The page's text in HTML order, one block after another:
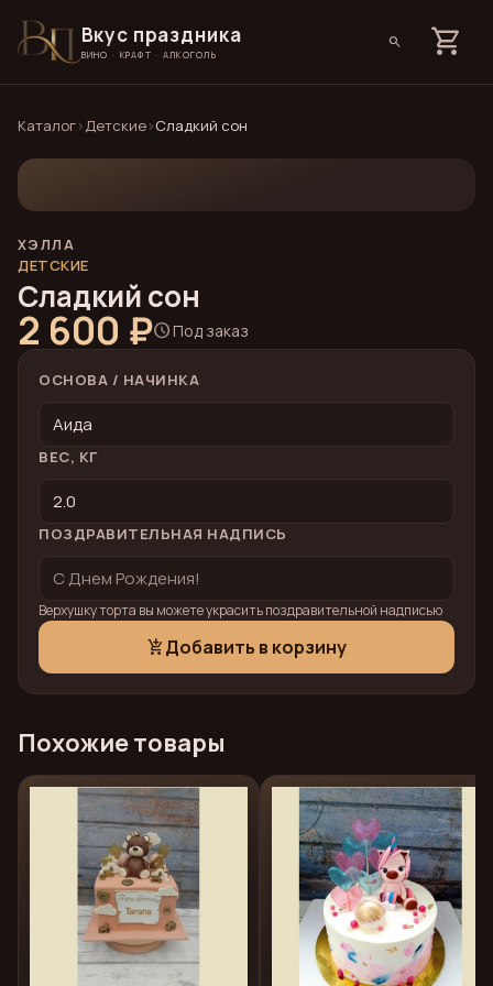
Вкус праздника
ВИНО · КРАФТ · АЛКОГОЛЬ
search shopping_cart
Каталог›Детские›Сладкий сон
ХЭЛЛА
ДЕТСКИЕ
Сладкий сон
2 600 ₽scheduleПод заказ
ОСНОВА / НАЧИНКА
ВЕС, КГ
ПОЗДРАВИТЕЛЬНАЯ НАДПИСЬ
Верхушку торта вы можете украсить поздравительной надписью
add_shopping_cart Добавить в корзину
Похожие товары